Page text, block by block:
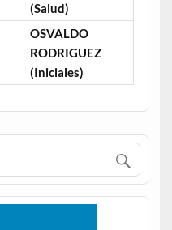
(Salud)
OSVALDO
RODRIGUEZ
(Iniciales)